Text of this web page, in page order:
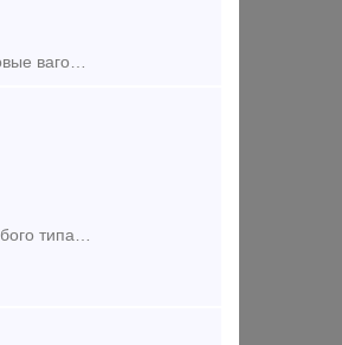
Наша компания предлагает приобрести по самым выгодным ценам для Вас, от производителя, новые вагон-платформы модели 13-6716 с погрузочной длинной 80 футов для перевозки крупнотоннажных контейнеров и к
Покупаем на постоянной основе ЖД вагоны, жд платформы, полувагоны, жд цистерны, вагоны любого типа под разделку, в любом состоянии, с истекшим сроком службы, вне зависимости от места дислока